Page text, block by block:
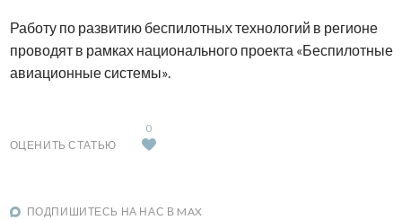
Работу по развитию беспилотных технологий в регионе
проводят в рамках национального проекта «Беспилотные
авиационные системы».
ОЦЕНИТЬ СТАТЬЮ
0
ПОДПИШИТЕСЬ НА НАС В MAX